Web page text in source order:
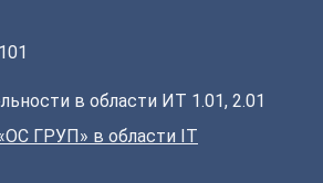
в области ИТ 1.01, 2.01
ГРУП» в области IT